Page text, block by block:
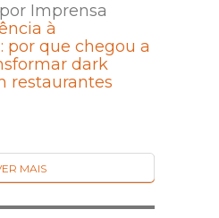
Imprensa
à
por que chegou a
dark
restaurantes
MAIS